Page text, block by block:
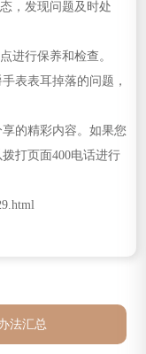
，发现问题及时处
行保养和检查。
表表耳掉落的问题，
的精彩内容。如果您
打页面400电话进行
法汇总